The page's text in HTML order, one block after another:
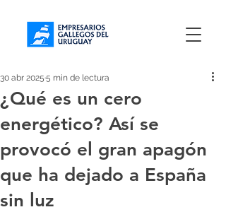
¿Qué es un cero
energético? Así se
provocó el gran apagón
que ha dejado a España
sin luz
30 abr 2025 5 min de lectura